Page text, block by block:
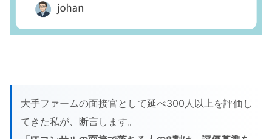
大手ファームの面接官として延べ300人以上を評価し
てきた私が、断言します。